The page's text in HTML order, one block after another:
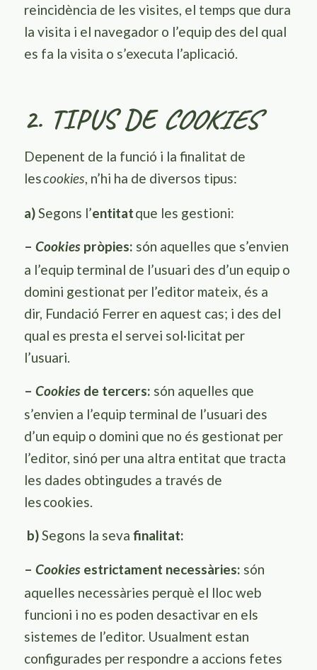
reincidència de les visites, el temps que dura
la visita i el navegador o l’equip des del qual
es fa la visita o s’executa l’aplicació.
2. TIPUS DE COOKIES
Depenent de la funció i la finalitat de
lescookies, n’hi ha de diversos tipus:
a)Segons l’entitatque les gestioni:
– Cookiespròpies: són aquelles que s’envien
a l’equip terminal de l’usuari des d’un equip o
domini gestionat per l’editor mateix, és a
dir, Fundació Ferreren aquest cas; i des del
qual es presta el servei sol·licitat per
l’usuari.
– Cookiesde tercers: són aquelles que
s’envien a l’equip terminal de l’usuari des
d’un equip o domini que no és gestionat per
l’editor, sinó per una altra entitat que tracta
les dades obtingudes a través de
lescookies.
b)Segons la seva finalitat:
– Cookiesestrictament necessàries: són
aquelles necessàries perquè el lloc web
funcioni i no es poden desactivar en els
sistemes de l’editor. Usualment estan
configurades per respondre a accions fetes